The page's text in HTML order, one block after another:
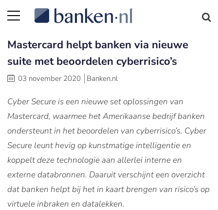
Mastercard helpt banken via nieuwe
suite met beoordelen cyberrisico’s
03 november 2020 Banken.nl
Cyber Secure is een nieuwe set oplossingen van
Mastercard, waarmee het Amerikaanse bedrijf banken
ondersteunt in het beoordelen van cyberrisico’s. Cyber
Secure leunt hevig op kunstmatige intelligentie en
koppelt deze technologie aan allerlei interne en
externe databronnen. Daaruit verschijnt een overzicht
dat banken helpt bij het in kaart brengen van risico’s op
virtuele inbraken en datalekken.